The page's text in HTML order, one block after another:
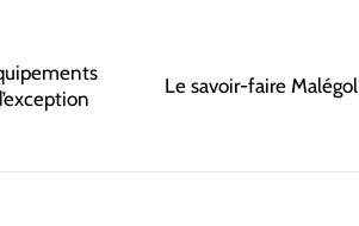
Le savoir-faire Malégol